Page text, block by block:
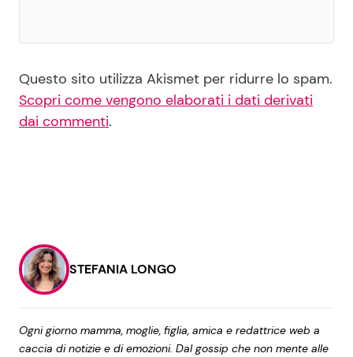
Questo sito utilizza Akismet per ridurre lo spam.
Scopri come vengono elaborati i dati derivati
dai commenti.
STEFANIA LONGO
Ogni giorno mamma, moglie, figlia, amica e redattrice web a
caccia di notizie e di emozioni. Dal gossip che non mente alle